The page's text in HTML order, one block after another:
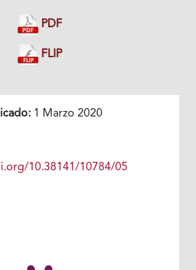
PDF
FLIP
1 Marzo 2020
10.38141/10784/05